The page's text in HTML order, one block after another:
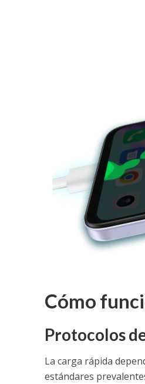
Cómo
Protocolos
La carga rápida
estándares